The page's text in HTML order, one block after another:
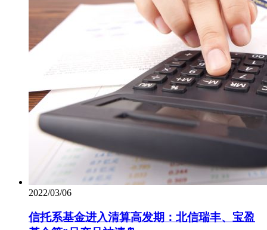
2022/03/06
信托系基金进入清算高发期：北信瑞丰、宝盈